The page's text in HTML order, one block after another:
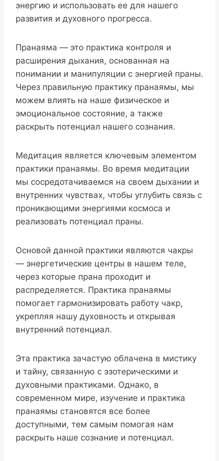
энергию и использовать ее для нашего
развития и духовного прогресса.
Пранаяма — это практика контроля и
расширения дыхания, основанная на
понимании и манипуляции с энергией праны.
Через правильную практику пранаямы, мы
можем влиять на наше физическое и
эмоциональное состояние, а также
раскрыть потенциал нашего сознания.
Медитация является ключевым элементом
практики пранаямы. Во время медитации
мы сосредотачиваемся на своем дыхании и
внутренних чувствах, чтобы углубить связь с
проникающими энергиями космоса и
реализовать потенциал праны.
Основой данной практики являются чакры
— энергетические центры в нашем теле,
через которые прана проходит и
распределяется. Практика пранаямы
помогает гармонизировать работу чакр,
укрепляя нашу духовность и открывая
внутренний потенциал.
Эта практика зачастую облачена в мистику
и тайну, связанную с эзотерическими и
духовными практиками. Однако, в
современном мире, изучение и практика
пранаямы становятся все более
доступными, тем самым помогая нам
раскрыть наше сознание и потенциал.